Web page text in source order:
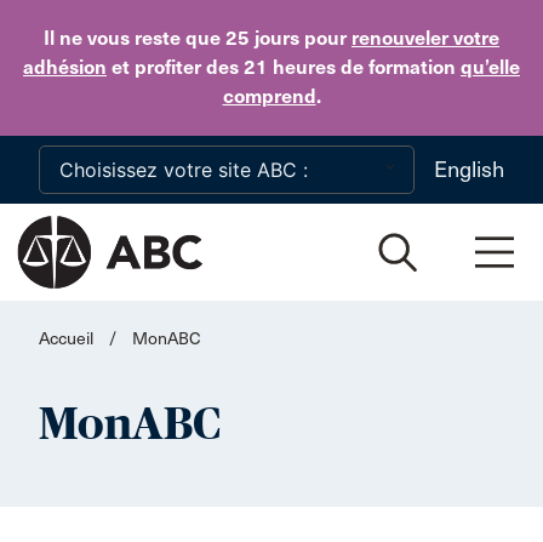
Il ne vous reste que 25 jours pour renouveler votre
adhésion et profiter des 21 heures de formation qu’elle
comprend.
Skip to main content
English
Accueil / MonABC
MonABC